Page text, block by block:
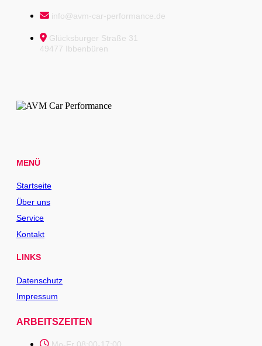
info@avm-car-performance.de
Glücksburger Straße 31
49477 Ibbenbüren
MENÜ
Startseite
Über uns
Service
Kontakt
LINKS
Datenschutz
Impressum
ARBEITSZEITEN
Mo-Fr 08:00-17:00